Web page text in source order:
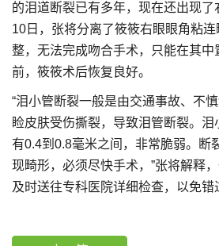
的泪道断裂已有多年，现在还出现了
10日，张将分离了筱筱右眼眼角粘
整，无法完成吻合手术，只能在其中
前，筱筱术后恢复良好。
“泪小管断裂一般是由交通事故、不
睑皮肤受伤撕裂，导致泪管断裂。泪
有0.4到0.8毫米之间，非常脆弱。断
现畸形，必须尽快手术，”张将解释
及时送往专科医院详细检查，以免错